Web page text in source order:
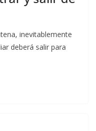
inevitablemente
deberá salir para